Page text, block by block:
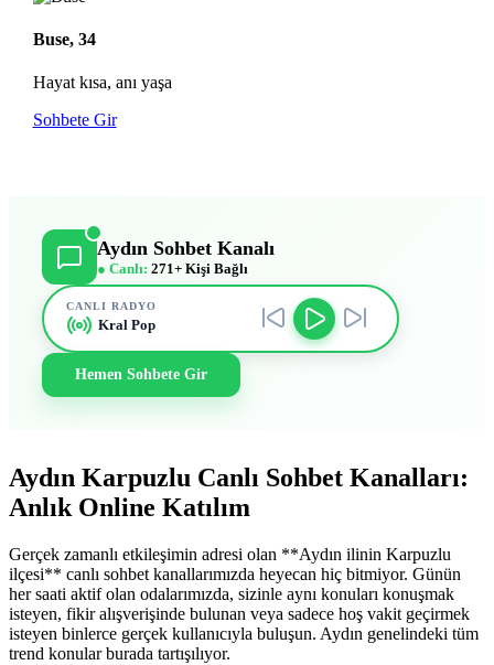
Buse, 34
Hayat kısa, anı yaşa
Sohbete Gir
Aydın Sohbet Kanalı
● Canlı: 271+ Kişi Bağlı
CANLI RADYO
Kral Pop
Hemen Sohbete Gir
Aydın Karpuzlu Canlı Sohbet Kanalları:
Anlık Online Katılım
Gerçek zamanlı etkileşimin adresi olan **Aydın ilinin Karpuzlu
ilçesi** canlı sohbet kanallarımızda heyecan hiç bitmiyor. Günün
her saati aktif olan odalarımızda, sizinle aynı konuları konuşmak
isteyen, fikir alışverişinde bulunan veya sadece hoş vakit geçirmek
isteyen binlerce gerçek kullanıcıyla buluşun. Aydın genelindeki tüm
trend konular burada tartışılıyor.